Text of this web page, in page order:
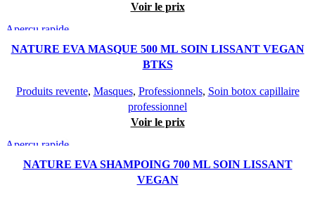
Voir le prix
Aperçu rapide
NATURE EVA MASQUE 500 ML SOIN LISSANT VEGAN
BTKS
Produits revente, Masques, Professionnels, Soin botox capillaire
professionnel
Voir le prix
Aperçu rapide
NATURE EVA SHAMPOING 700 ML SOIN LISSANT
VEGAN